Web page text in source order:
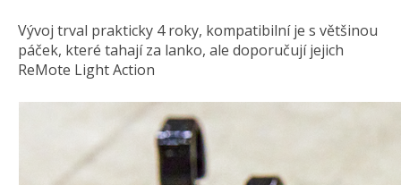
Vývoj trval prakticky 4 roky, kompatibilní je s většinou
páček, které tahají za lanko, ale doporučují jejich
ReMote Light Action